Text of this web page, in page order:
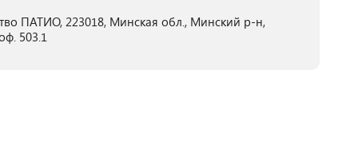
ПАТИО, 223018, Минская обл., Минский р-н,
503.1